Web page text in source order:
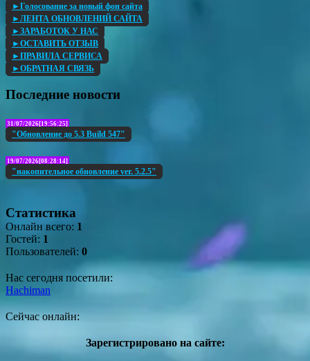
►Голосование за новый фон сайта
►ЛЕНТА ОБНОВЛЕНИЙ САЙТА
►ЗАРАБОТОК У НАС
►ОСТАВИТЬ ОТЗЫВ
►ПРАВИЛА СЕРВИСА
►ОБРАТНАЯ СВЯЗЬ
Последние новости
31/07/2026[19:56:25]
"Обновление до 5.3 Build 547"
19/07/2026[08:28:14]
"накопительное обновление ver. 5.2.5"
Статистика
Онлайн всего: 1
Гостей: 1
Пользователей: 0
Нас сегодня посетили:
Hachiman
Сейчас онлайн:
Зарегистрировано на сайте: